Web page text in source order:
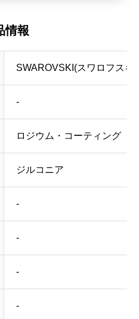
情報
SWAROVSKI(スワロフスキ
‐
ロジウム・コーティング
ジルコニア
‐
‐
‐
‐